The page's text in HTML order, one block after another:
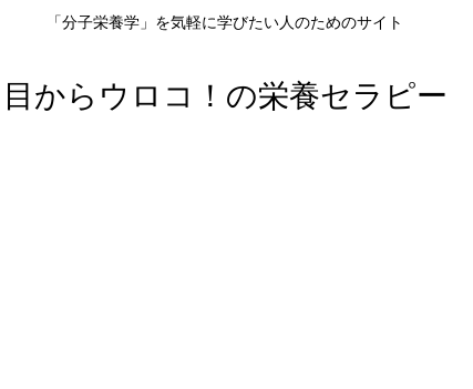
「分子栄養学」を気軽に学びたい人のためのサイト
目からウロコ！の栄養セラピー